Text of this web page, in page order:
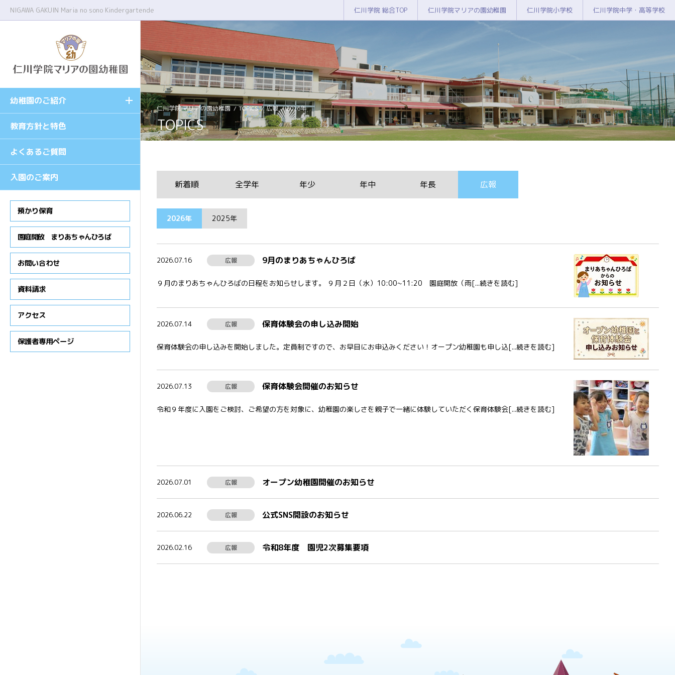
NIGAWA GAKUIN Maria no sono Kindergartende 仁川学院 総合TOP 仁川学院マリアの園幼稚園 仁川学院小学校 仁川学院中学・高等学校
園長メッセージ
施設案内
幼稚園の1日
課外授業
年間行事
概要
幼稚園のご紹介
教育方針と特色
よくあるご質問
入園のご案内
預かり保育
園庭開放 まりあちゃんひろば
お問い合わせ
資料請求
アクセス
保護者専用ページ
仁川学院 マリアの園幼稚園 TOPICS 広報 2026年
TOPICS
新着順 全学年 年少 年中 年長 広報
2026年 2025年
2026.07.16 広報 9月のまりあちゃんひろば
９月のまりあちゃんひろばの日程をお知らせします。 ９月２日（水）10:00~11:20 園庭開放（雨[...続きを読む]
2026.07.14 広報 保育体験会の申し込み開始
保育体験会の申し込みを開始しました。定員制ですので、お早目にお申込みください！オープン幼稚園も申し込[...続きを読む]
2026.07.13 広報 保育体験会開催のお知らせ
令和９年度に入園をご検討、ご希望の方を対象に、幼稚園の楽しさを親子で一緒に体験していただく保育体験会[...続きを読む]
2026.07.01 広報 オープン幼稚園開催のお知らせ
2026.06.22 広報 公式SNS開設のお知らせ
2026.02.16 広報 令和8年度 園児2次募集要項